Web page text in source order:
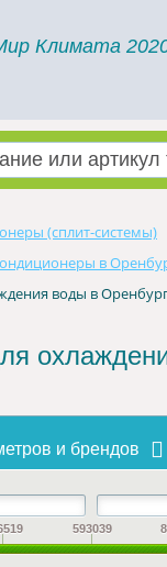
Климата
(сплит-системы)
в
воды в
и брендов
593039